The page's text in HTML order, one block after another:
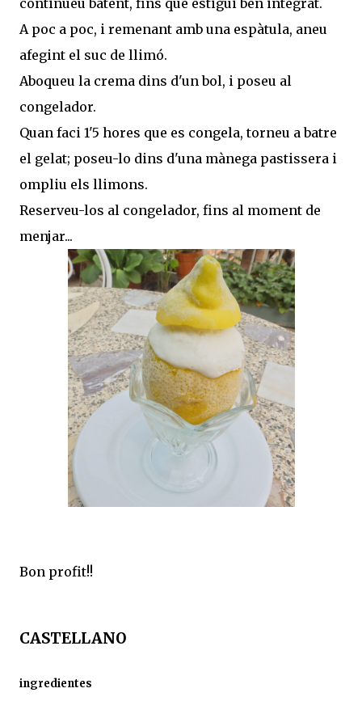
A poc a poc, i remenant amb una espàtula, aneu
afegint el suc de llimó.
Aboqueu la crema dins d'un bol, i poseu al
congelador.
Quan faci 1'5 hores que es congela, torneu a batre
el gelat; poseu-lo dins d'una mànega pastissera i
ompliu els llimons.
Reserveu-los al congelador, fins al moment de
menjar...
Bon profit!!
CASTELLANO
ingredientes